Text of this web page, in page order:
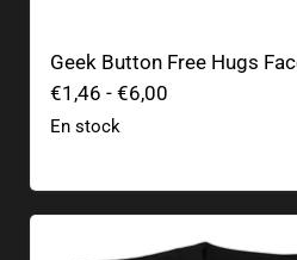
Geek Button Free Hugs
€1,46 - €6,00
En stock
J'ai survécu à LV-426